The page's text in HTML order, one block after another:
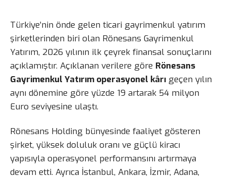
Türkiye’nin önde gelen ticari gayrimenkul yatırım
şirketlerinden biri olan Rönesans Gayrimenkul
Yatırım, 2026 yılının ilk çeyrek finansal sonuçlarını
açıklamıştır. Açıklanan verilere göre Rönesans
Gayrimenkul Yatırım operasyonel kârı geçen yılın
aynı dönemine göre yüzde 19 artarak 54 milyon
Euro seviyesine ulaştı.
Rönesans Holding bünyesinde faaliyet gösteren
şirket, yüksek doluluk oranı ve güçlü kiracı
yapısıyla operasyonel performansını artırmaya
devam etti. Ayrıca İstanbul, Ankara, İzmir, Adana,